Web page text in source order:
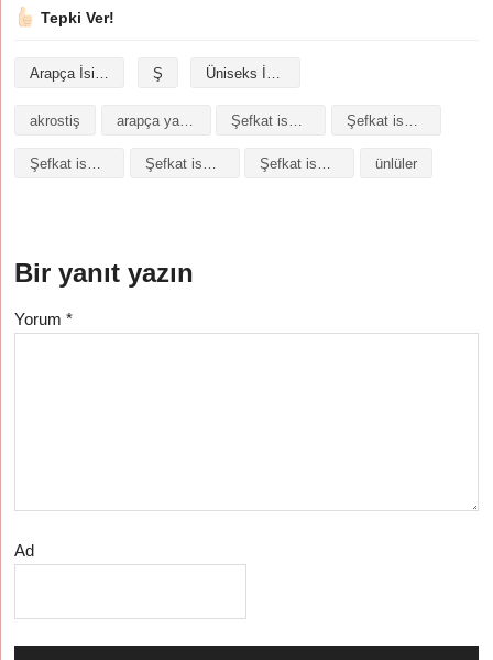
Tepki Ver!
Arapça İsimler Ş Üniseks İsimler
akrostiş arapça yazılışı
Şefkat isminin baş harfleriyle şiir Şefkat isminin kökeni Şefkat isminin numerolojisi ünlüler
Bir yanıt yazın
Yorum*
Ad